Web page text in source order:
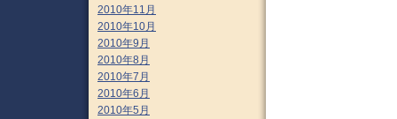
2010年11月
2010年10月
2010年9月
2010年8月
2010年7月
2010年6月
2010年5月